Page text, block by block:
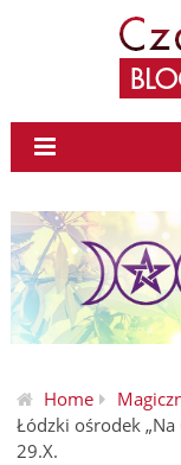
Home
Łódzki ośrodek
29.X.